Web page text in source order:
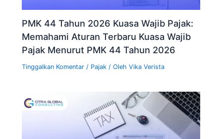
PMK 44 Tahun 2026 Kuasa Wajib Pajak:
Memahami Aturan Terbaru Kuasa Wajib
Pajak Menurut PMK 44 Tahun 2026
Tinggalkan Komentar / Pajak / OlehVika Verista